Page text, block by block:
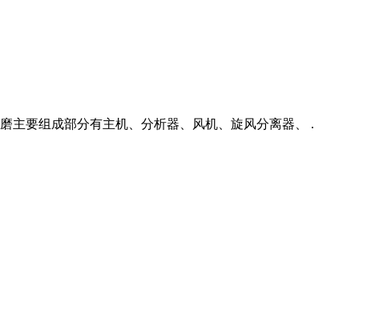
主要组成部分有主机、分析器、风机、旋风分离器、 .